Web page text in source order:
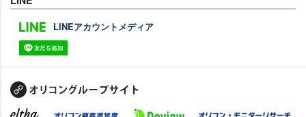
LINEアカウントメディア